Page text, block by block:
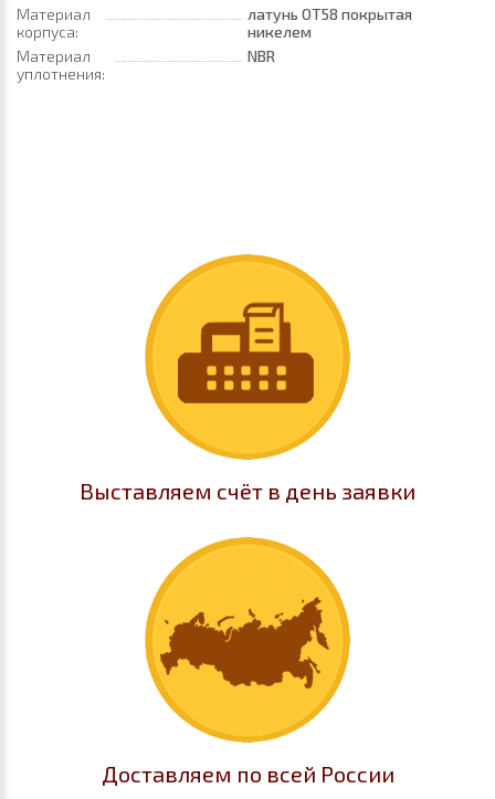
Материал
корпуса:
латунь ОТ58 покрытая
никелем
Материал
уплотнения:
NBR
Выставляем счёт в день заявки
Доставляем по всей России